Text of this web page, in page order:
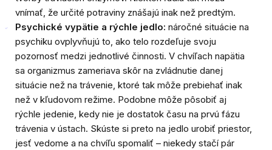
vnímať, že určité potraviny znášajú inak než predtým.
Psychické vypätie a rýchle jedlo: náročné situácie na
psychiku ovplyvňujú to, ako telo rozdeľuje svoju
pozornosť medzi jednotlivé činnosti. V chvíľach napätia
sa organizmus zameriava skôr na zvládnutie danej
situácie než na trávenie, ktoré tak môže prebiehať inak
než v kľudovom režime. Podobne môže pôsobiť aj
rýchle jedenie, kedy nie je dostatok času na prvú fázu
trávenia v ústach. Skúste si preto na jedlo urobiť priestor,
jesť vedome a na chvíľu spomaliť – niekedy stačí pár